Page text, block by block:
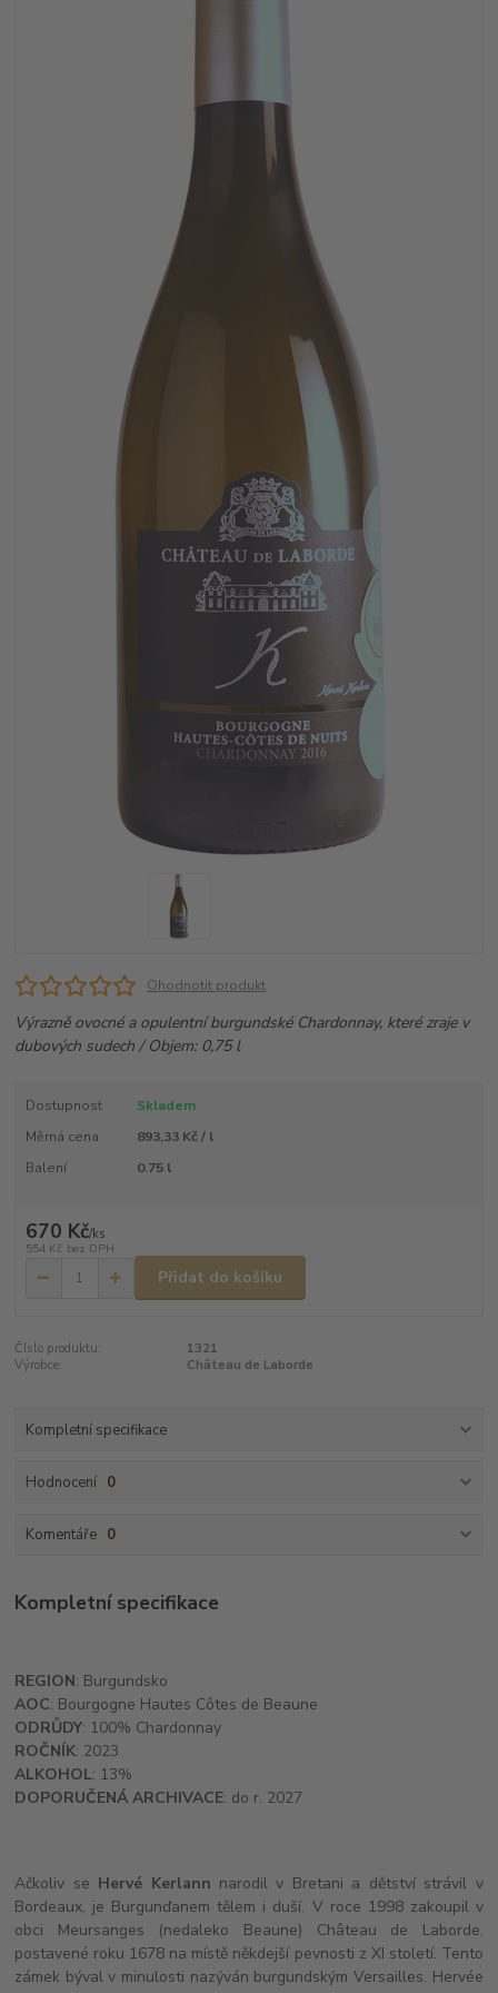
Ohodnotit produkt
Výrazně ovocné a opulentní burgundské Chardonnay, které zraje v
dubových sudech / Objem: 0,75 l
Dostupnost
Skladem
Měrná cena
893,33 Kč / l
Balení
0.75 l
670 Kč/ks
554 Kč bez DPH
Přidat do košíku
Číslo produktu:
1321
Výrobce:
Château de Laborde
Kompletní specifikace
Hodnocení 0
Komentáře 0
Kompletní specifikace
REGION: Burgundsko
AOC: Bourgogne Hautes Côtes de Beaune
ODRŮDY: 100% Chardonnay
ROČNÍK: 2023
ALKOHOL: 13%
DOPORUČENÁ ARCHIVACE: do r. 2027
Ačkoliv se Hervé Kerlann narodil v Bretani a dětství strávil v
Bordeaux, je Burgunďanem tělem i duší. V roce 1998 zakoupil v
obci Meursanges (nedaleko Beaune) Château de Laborde,
postavené roku 1678 na místě někdejší pevnosti z XI století. Tento
zámek býval v minulosti nazýván burgundským Versailles. Hervée